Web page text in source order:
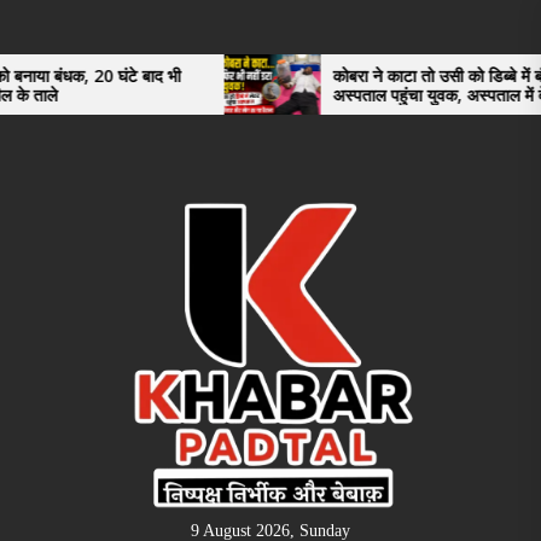
the
content
घंटे बाद भी
कोबरा ने काटा तो उसी को डिब्बे में बंद कर
अस्पताल पहुंचा युवक, अस्पताल में देखकर डॉक्टर
भी रह गए हैरान
9 August 2026, Sunday